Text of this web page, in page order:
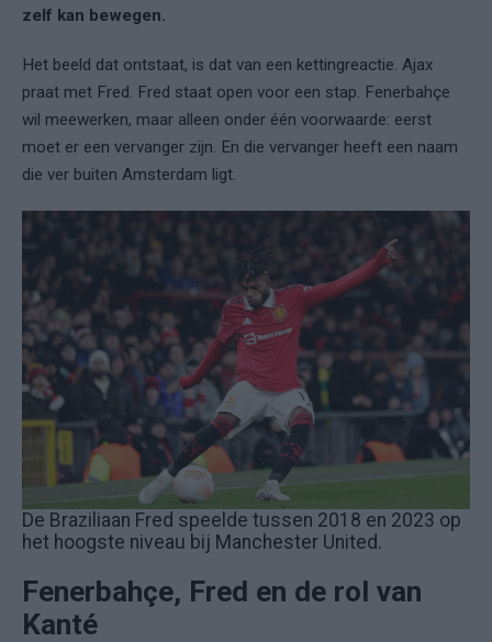
zelf kan bewegen.
Het beeld dat ontstaat, is dat van een kettingreactie. Ajax
praat met Fred. Fred staat open voor een stap. Fenerbahçe
wil meewerken, maar alleen onder één voorwaarde: eerst
moet er een vervanger zijn. En die vervanger heeft een naam
die ver buiten Amsterdam ligt.
De Braziliaan Fred speelde tussen 2018 en 2023 op
het hoogste niveau bij Manchester United.
Fenerbahçe, Fred en de rol van
Kanté